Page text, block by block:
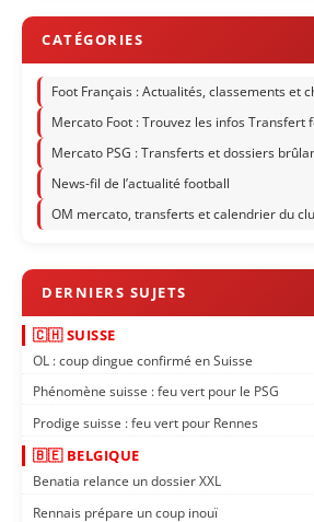
Foot Français : Actualités, classements et
Mercato Foot : Trouvez les infos Transfert
Mercato PSG : Transferts et dossiers
News-fil de l’actualité football
OM mercato, transferts et calendrier du
🇨🇭 SUISSE
OL : coup dingue confirmé en Suisse
Phénomène suisse : feu vert pour le PSG
Prodige suisse : feu vert pour Rennes
🇧🇪 BELGIQUE
Benatia relance un dossier XXL
Rennais prépare un coup inouï